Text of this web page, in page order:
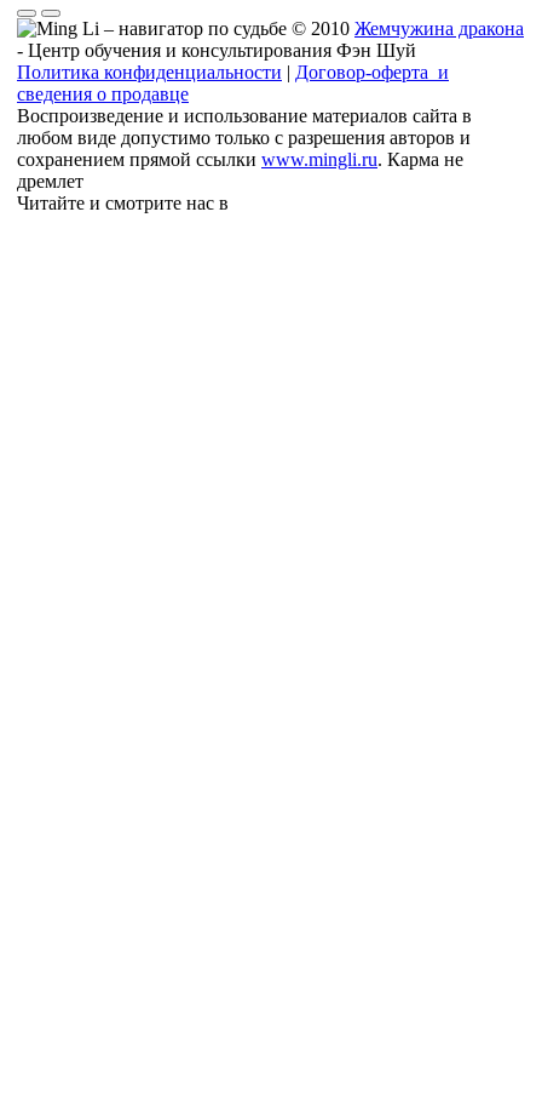
© 2010 Жемчужина дракона
- Центр обучения и консультирования Фэн Шуй
Политика конфиденциальности | Договор-оферта и
сведения о продавце
Воспроизведение и использование материалов сайта в
любом виде допустимо только с разрешения авторов и
сохранением прямой ссылки www.mingli.ru. Карма не
дремлет
Читайте и смотрите нас в